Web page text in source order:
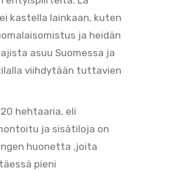
kastella lainkaan, kuten
ja heidän
asuu Suomessa ja
viihdytään tuttavien
hehtaaria, eli
ja sisätiloja on
huonetta ,joita
pieni